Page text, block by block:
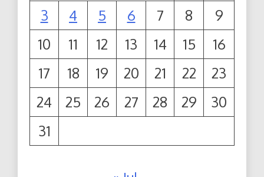
3
4 5 6 7 8
9
10
11 12 13 14 15
16
17
18 19 20 21 22
23
24
25 26 27 28 29
30
31